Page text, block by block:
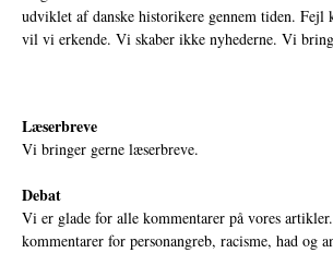
udviklet af danske historikere gennem tiden. Fejl
vil vi erkende. Vi skaber ikke nyhederne. Vi
Læserbreve
Vi bringer gerne læserbreve.
Debat
Vi er glade for alle kommentarer på vores
kommentarer for personangreb, racisme, had og